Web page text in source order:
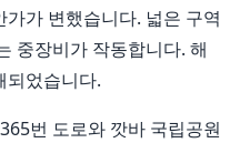
가 변했습니다. 넓은 구역
중장비가 작동합니다. 해
되었습니다.
번 도로와 깟바 국립공원